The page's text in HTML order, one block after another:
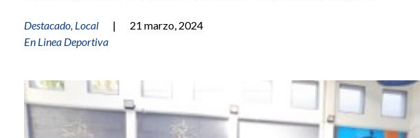
Destacado, Local |
21 marzo, 2024
En Linea Deportiva